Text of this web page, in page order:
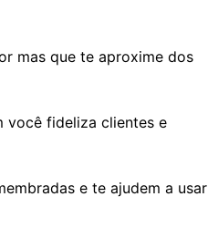
mas que te aproxime dos
você fideliza clientes e
e te ajudem a usar